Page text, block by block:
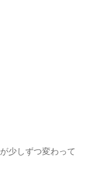
少しずつ変わって